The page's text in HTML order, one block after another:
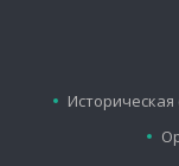
Историческая